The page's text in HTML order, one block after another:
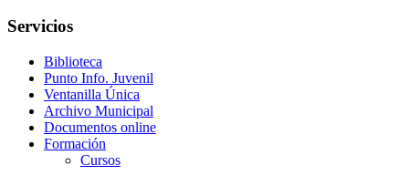
Servicios
Biblioteca
Punto Info. Juvenil
Ventanilla Única
Archivo Municipal
Documentos online
Formación
Cursos